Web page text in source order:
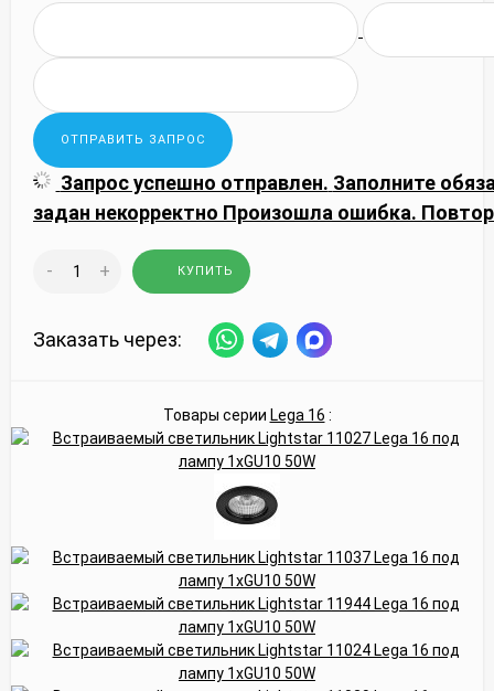
Запрос успешно отправлен. Заполните
задан некорректно Произошла ошибка.
- + КУПИТЬ
Заказать через:
Товары серии Lega 16 :